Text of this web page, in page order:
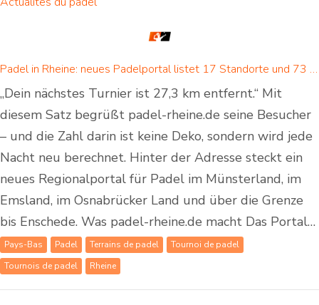
Padel in Rheine: neues Padelportal listet 17 Standorte und 73 Padel-Courts in Rheine und Umgebung
„Dein nächstes Turnier ist 27,3 km entfernt.“ Mit
diesem Satz begrüßt padel-rheine.de seine Besucher
– und die Zahl darin ist keine Deko, sondern wird jede
Nacht neu berechnet. Hinter der Adresse steckt ein
neues Regionalportal für Padel im Münsterland, im
Emsland, im Osnabrücker Land und über die Grenze
bis Enschede. Was padel-rheine.de macht Das Portal…
Pays-Bas Padel Terrains de padel
Tournoi de padel
Tournois de padel
Rheine